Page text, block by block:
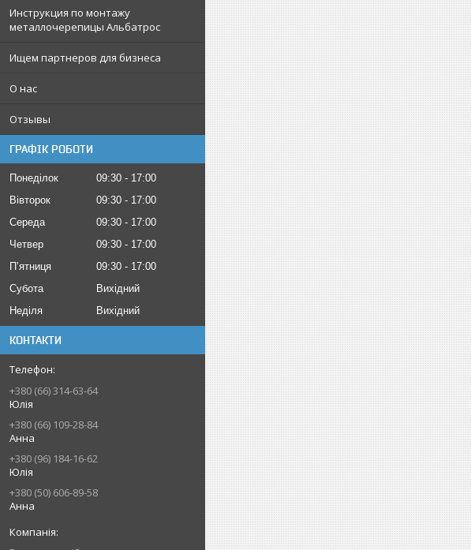
Инструкция по монтажу
металлочерепицы Альбатрос
Ищем партнеров для бизнеса
О нас
Отзывы
ГРАФІК РОБОТИ
Понеділок 09:30
17:00
Вівторок
09:30
17:00
Середа
09:30
17:00
Четвер
09:30
17:00
Пʼятниця
09:30
17:00
Субота
Вихідний
Неділя
Вихідний
КОНТАКТИ
+380 (66) 314-63-64
Юлія
+380 (66) 109-28-84
Анна
+380 (96) 184-16-62
Юлія
+380 (50) 606-89-58
Анна